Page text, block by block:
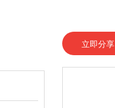
立即分享